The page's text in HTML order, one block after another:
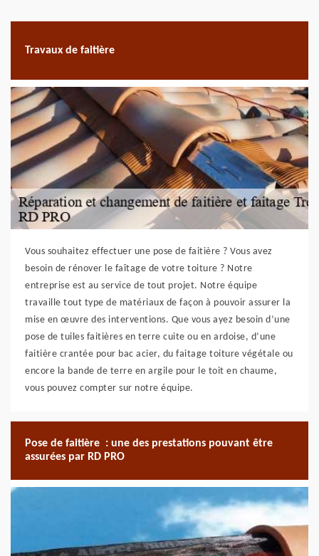
Travaux de faitière
Vous souhaitez effectuer une pose de faitière ? Vous avez
besoin de rénover le faîtage de votre toiture ? Notre
entreprise est au service de tout projet. Notre équipe
travaille tout type de matériaux de façon à pouvoir assurer la
mise en œuvre des interventions. Que vous ayez besoin d’une
pose de tuiles faitières en terre cuite ou en ardoise, d’une
faitière crantée pour bac acier, du faitage toiture végétale ou
encore la bande de terre en argile pour le toit en chaume,
vous pouvez compter sur notre équipe.
Pose de faitière : une des prestations pouvant être
assurées par RD PRO